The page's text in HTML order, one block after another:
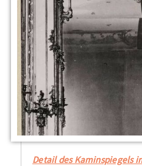
Detail des Kaminspiegels